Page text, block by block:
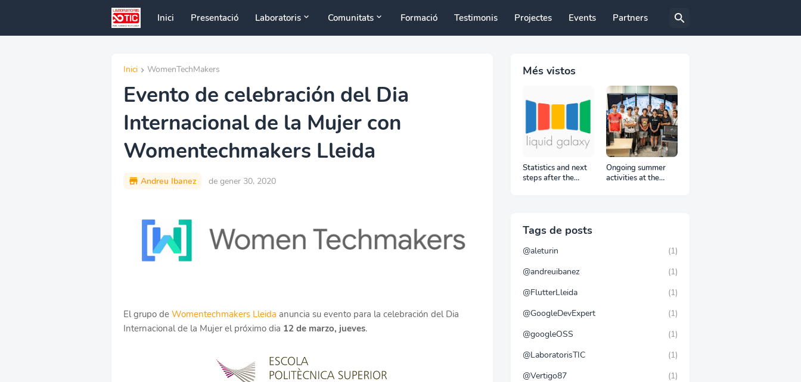
Inici Presentació Laboratoris Comunitats Formació Testimonis Projectes Events Partners
Inici WomenTechMakers
Evento de celebración del Dia
Internacional de la Mujer con
Womentechmakers Lleida
Andreu Ibanez de gener 30, 2020
El grupo de Womentechmakers Lleida anuncia su evento para la celebración del Dia
Internacional de la Mujer el próximo dia 12 de marzo, jueves.
Més vistos
Statistics and next
steps after the
Ongoing summer
activities at the
Tags de posts
@aleturin
(1)
@andreuibanez
(1)
@FlutterLleida
(1)
@GoogleDevExpert
(1)
@googleOSS
(1)
@LaboratorisTIC
(1)
@Vertigo87
(1)